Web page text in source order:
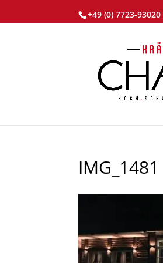
+49 (0) 7723-93020
IMG_1481